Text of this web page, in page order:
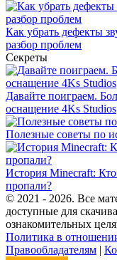
Как убрать дефекты
разбор проблем
Секреты
Давайте поиграем.
оснащение 4Ks Studios
Полезные советы по
История Minecraft:
пропали?
© 2021 - 2026. Все
доступные для
ознакомительных
Политика в
Правообладателям |